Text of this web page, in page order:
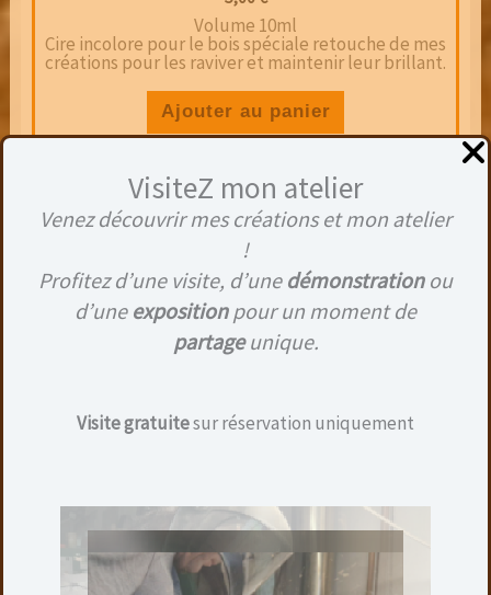
VisiteZ mon atelier
Venez découvrir mes créations et mon atelier
!
Profitez d’une visite, d’une démonstrationou
d’une expositionpour un moment de
partageunique.
Visite gratuitesur réservation uniquement
Volume 10ml
Cire incolore pour le bois spéciale retouche de mes
créations pour les raviver et maintenir leur brillant.
Ajouter au panier
Produits similaires
BOL EN CHÊNE